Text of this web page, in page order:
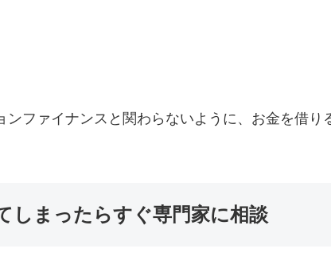
ンファイナンスと関わらないように、お金を借り
しまったらすぐ専門家に相談